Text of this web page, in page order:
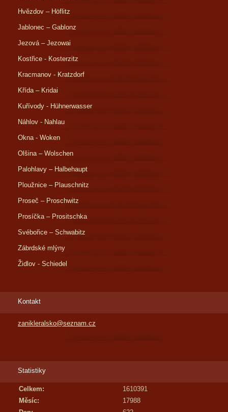
Hvězdov – Höflitz
Jablonec – Gablonz
Jezová – Jezowai
Kostřice - Kosterzitz
Kracmanov - Kratzdorf
Křída – Kridai
Kuřívody - Hühnerwasser
Náhlov - Nahlau
Okna - Woken
Olšina – Wolschen
Palohlavy – Halbehaupt
Ploužnice – Plauschnitz
Proseč – Proschwitz
Prosíčka – Prositschka
Svébořice – Schwabitz
Zábrdské mlýny
Židlov - Schiedel
Kontakt
zanikleralsko@seznam.cz
Statistiky
Celkem:
1610391
Měsíc:
17988